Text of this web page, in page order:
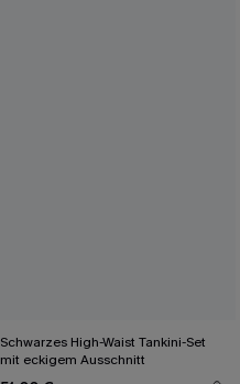
Schwarzes High-Waist Tankini-Set
mit eckigem Ausschnitt